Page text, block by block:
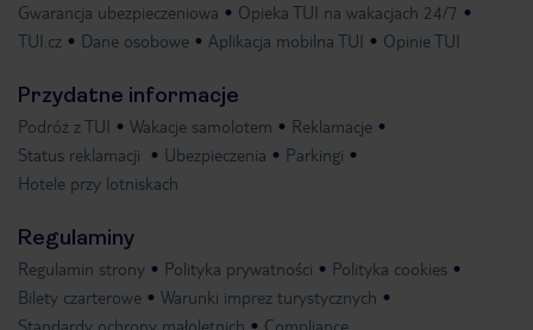
Gwarancja ubezpieczeniowa
Opieka TUI na wakacjach 24/7
TUI.cz
Dane osobowe Aplikacja mobilna TUI Opinie TUI
Przydatne informacje
Podróż z TUI Wakacje samolotem
Reklamacje
Status reklamacji
Ubezpieczenia
Parkingi
Hotele przy lotniskach
Regulaminy
Regulamin strony Polityka prywatności
Polityka cookies
Bilety czarterowe
Warunki imprez turystycznych
Standardy ochrony małoletnich
Compliance